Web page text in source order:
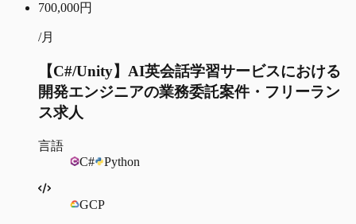
700,000円
/月
【C#/Unity】AI英会話学習サービスにおける
開発エンジニアの業務委託案件・フリーラン
ス求人
言語
C#
Python
GCP